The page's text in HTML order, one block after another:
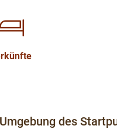
des